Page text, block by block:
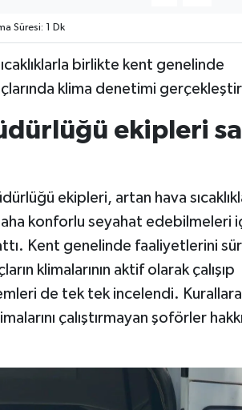
Süresi: 1 Dk
birlikte kent genelinde
klima denetimi
ekipleri
ekipleri, artan hava
konforlu seyahat edebilmeleri
Kent genelinde faaliyetlerini
klimalarının aktif olarak çalışıp
de tek tek incelendi.
çalıştırmayan şoförler